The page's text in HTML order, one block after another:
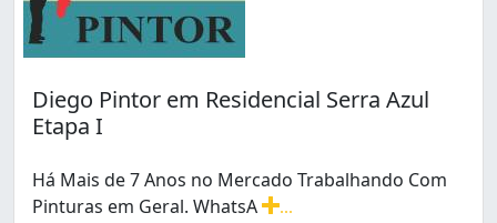
Diego Pintor em Residencial Serra Azul
Etapa I
Há Mais de 7 Anos no Mercado Trabalhando Com
Pinturas em Geral. WhatsA